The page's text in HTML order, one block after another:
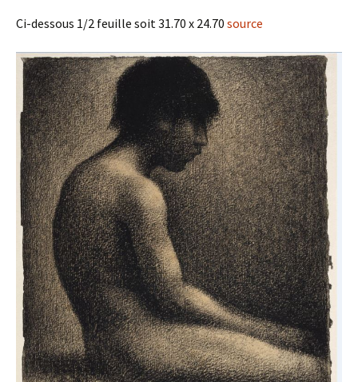
Ci-dessous 1/2 feuille soit 31.70 x 24.70 source